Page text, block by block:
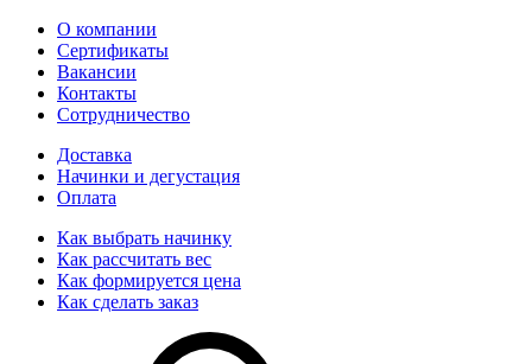
О компании
Сертификаты
Вакансии
Контакты
Сотрудничество
Доставка
Начинки и дегустация
Оплата
Как выбрать начинку
Как рассчитать вес
Как формируется цена
Как сделать заказ